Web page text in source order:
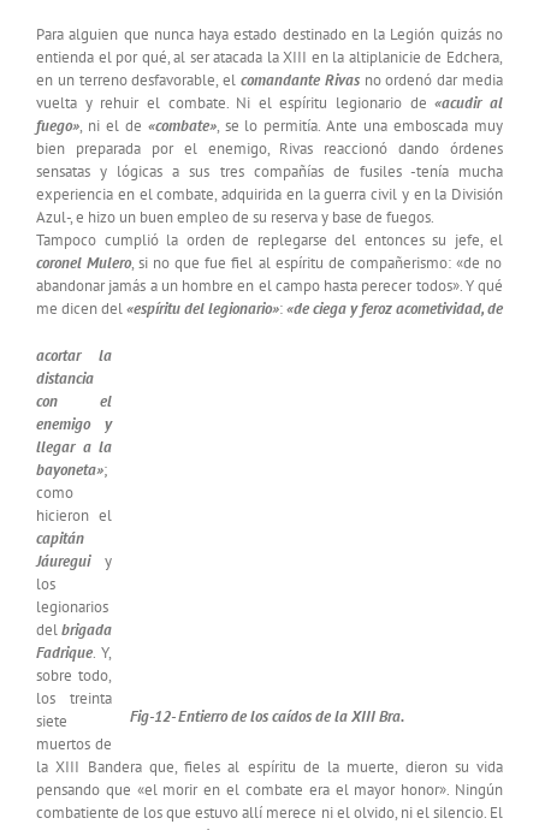
Para alguien que nunca haya estado destinado en la Legión quizás no
entienda el por qué, al ser atacada la XIII en la altiplanicie de Edchera,
en un terreno desfavorable, el comandante Rivasno ordenó dar media
vuelta y rehuir el combate. Ni el espíritu legionario de «acudir al
fuego», ni el de «combate», se lo permitía. Ante una emboscada muy
bien preparada por el enemigo, Rivas reaccionó dando órdenes
sensatas y lógicas a sus tres compañías de fusiles -tenía mucha
experiencia en el combate, adquirida en la guerra civil y en la División
Azul-, e hizo un buen empleo de su reserva y base de fuegos.
Tampoco cumplió la orden de replegarse del entonces su jefe, el
coronel Mulero, si no que fue fiel al espíritu de compañerismo: «de no
abandonar jamás a un hombre en el campo hasta perecer todos». Y qué
me dicen del«espíritu del legionario»:«de ciega y feroz acometividad, de
Fig-12- Entierro de los caídos de la XIII Bra.
acortar la
distancia
con el
enemigo y
llegar a la
bayoneta»;
como
hicieron el
capitán
Jáureguiy
los
legionarios
delbrigada
Fadrique. Y,
sobre todo,
los treinta
siete
muertos de
la XIII Bandera que, fieles al espíritu de la muerte, dieron su vida
pensando que «el morir en el combate era el mayor honor». Ningún
combatiente de los que estuvo allí merece ni el olvido, ni el silencio. El